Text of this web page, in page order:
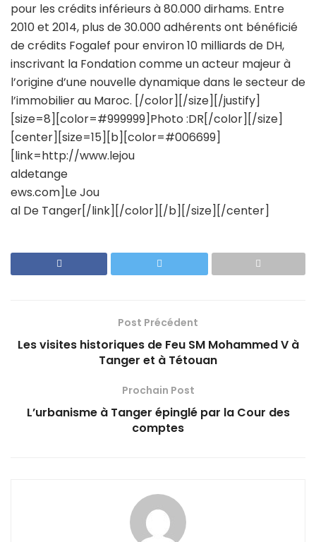
pour les crédits inférieurs à 80.000 dirhams. Entre
2010 et 2014, plus de 30.000 adhérents ont bénéficié
de crédits Fogalef pour environ 10 milliards de DH,
inscrivant la Fondation comme un acteur majeur à
l’origine d’une nouvelle dynamique dans le secteur de
l’immobilier au Maroc. [/color][/size][/justify]
[size=8][color=#999999]Photo :DR[/color][/size]
[center][size=15][b][color=#006699]
[link=http://www.lejou
aldetange
ews.com]Le Jou
al De Tanger[/link][/color][/b][/size][/center]
Post Précédent
Les visites historiques de Feu SM Mohammed V à
Tanger et à Tétouan
Prochain Post
L’urbanisme à Tanger épinglé par la Cour des
comptes